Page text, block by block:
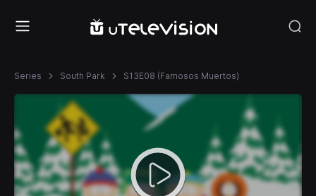
Series South Park S13E08 (Famosos Muertos)